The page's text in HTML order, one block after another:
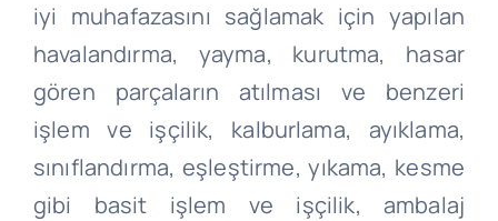
iyi muhafazasını sağlamak için yapılan
havalandırma, yayma, kurutma, hasar
gören parçaların atılması ve benzeri
işlem ve işçilik, kalburlama, ayıklama,
sınıflandırma, eşleştirme, yıkama, kesme
gibi basit işlem ve işçilik, ambalaj